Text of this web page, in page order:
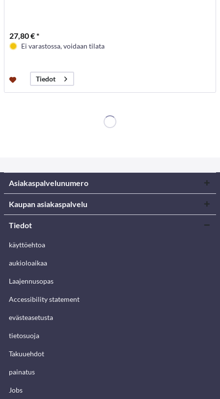
27,80 € *
Ei varastossa, voidaan tilata
Tiedot
Asiakaspalvelunumero
Kaupan asiakaspalvelu
Tiedot
käyttöehtoa
aukioloaikaa
Laajennusopas
Accessibility statement
evästeasetusta
tietosuoja
Takuuehdot
painatus
Jobs